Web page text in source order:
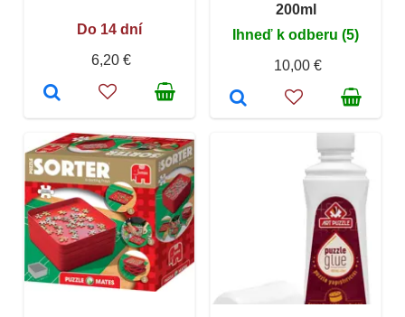
Do 14 dní
6,20 €
200ml
Ihneď k odberu (5)
10,00 €